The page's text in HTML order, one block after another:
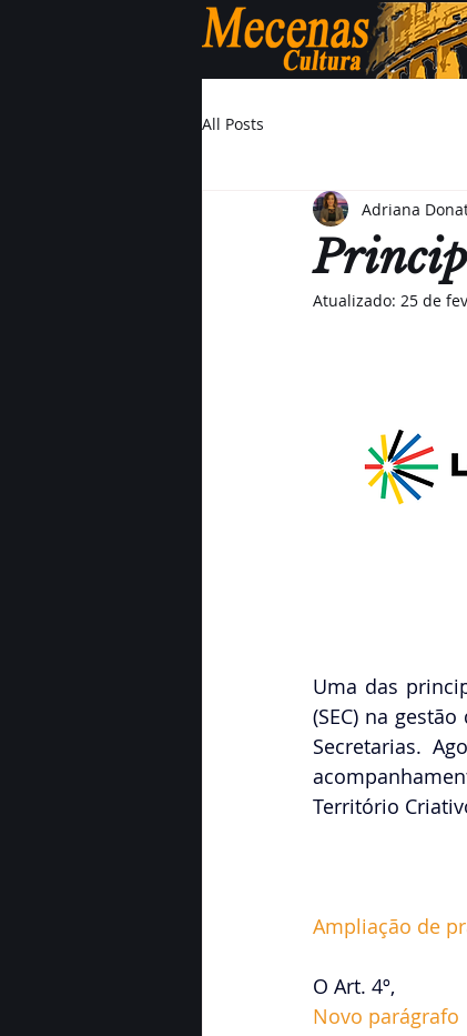
All Posts
Adriana
Atualizado: 25 de
Uma das
(SEC) na
Secretarias.
Território
Ampliação de
O Art. 4º,
Novo parágrafo